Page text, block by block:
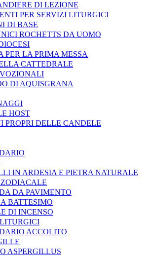
DI LEZIONE
PER SERVIZI LITURGICI
DI BASE
ROCHETTS DA UOMO
PER LA PRIMA MESSA
CATTEDRALE
DI AQUISGRANA
HOST
PROPRI DELLE CANDELE
IN ARDESIA E PIETRA NATURALE
ZODIACALE
DA PAVIMENTO
BATTESIMO
DI INCENSO
ACCOLITO
ASPERGILLUS